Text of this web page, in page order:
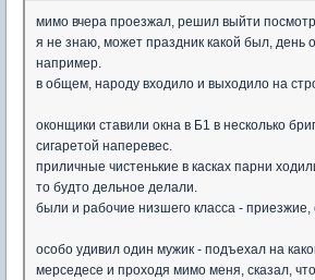
мимо вчера проезжал, решил выйти
я не знаю, может праздник какой был, день
например.
в общем, народу входило и выходило на
оконщики ставили окна в Б1 в несколько
сигаретой наперевес.
приличные чистенькие в касках парни
то будто дельное делали.
были и рабочие низшего класса - приезжие,
особо удивил один мужик - подъехал на
мерседесе и проходя мимо меня, сказал,